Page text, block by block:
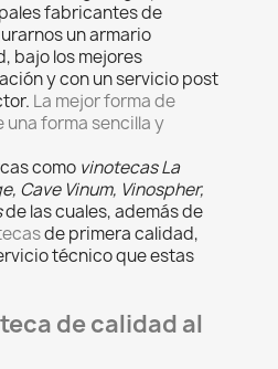
fabricantes de
un armario
bajo los mejores
y con un servicio post
La mejor forma de
forma sencilla y
como vinotecas La
Cave Vinum, Vinospher,
de las cuales, además de
de primera calidad,
técnico que estas
de calidad al